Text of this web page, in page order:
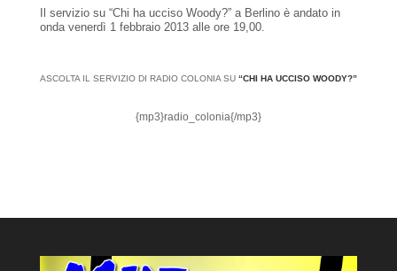
Il servizio su “Chi ha ucciso Woody?” a Berlino è andato in
onda venerdì 1 febbraio 2013 alle ore 19,00.
ASCOLTA IL SERVIZIO DI RADIO COLONIA SU “CHI HA UCCISO WOODY?”
{mp3}radio_colonia{/mp3}